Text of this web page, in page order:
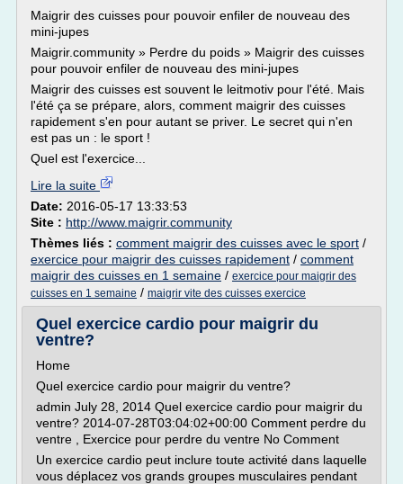
Maigrir des cuisses pour pouvoir enfiler de nouveau des
mini-jupes
Maigrir.community » Perdre du poids » Maigrir des cuisses
pour pouvoir enfiler de nouveau des mini-jupes
Maigrir des cuisses est souvent le leitmotiv pour l'été. Mais
l'été ça se prépare, alors, comment maigrir des cuisses
rapidement s'en pour autant se priver. Le secret qui n'en
est pas un : le sport !
Quel est l'exercice...
Lire la suite
Date: 2016-05-17 13:33:53
Site : http://www.maigrir.community
Thèmes liés : comment maigrir des cuisses avec le sport /
exercice pour maigrir des cuisses rapidement / comment
maigrir des cuisses en 1 semaine / exercice pour maigrir des
cuisses en 1 semaine / maigrir vite des cuisses exercice
Quel exercice cardio pour maigrir du
ventre?
Home
Quel exercice cardio pour maigrir du ventre?
admin July 28, 2014 Quel exercice cardio pour maigrir du
ventre? 2014-07-28T03:04:02+00:00 Comment perdre du
ventre , Exercice pour perdre du ventre No Comment
Un exercice cardio peut inclure toute activité dans laquelle
vous déplacez vos grands groupes musculaires pendant